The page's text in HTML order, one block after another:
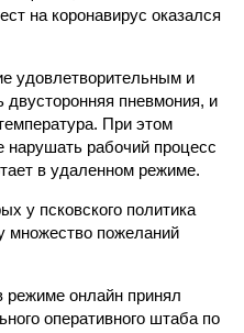
на коронавирус оказался
удовлетворительным и
двусторонняя пневмония, и
При этом
нарушать рабочий процесс
в удаленном режиме.
у псковского политика
множество пожеланий
онлайн принял
оперативного штаба по